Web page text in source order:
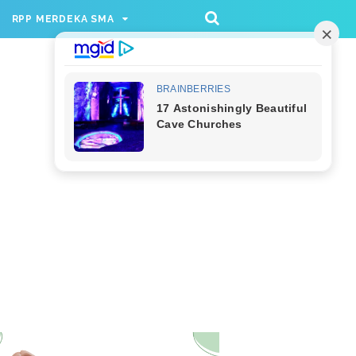
[336, 280], 'div-gpt-ad-1733174991559-
RPP MERDEKA SMA